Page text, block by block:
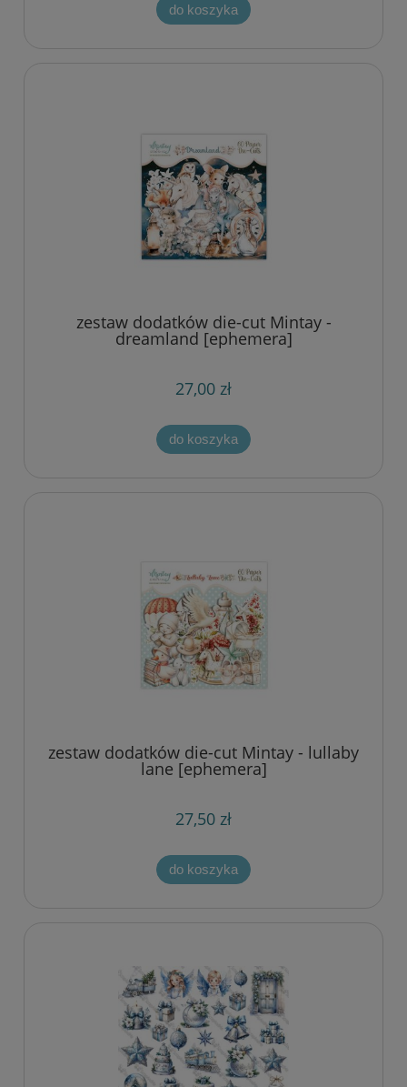
do koszyka
zestaw dodatków die-cut Mintay -
dreamland [ephemera]
27,00 zł
do koszyka
zestaw dodatków die-cut Mintay - lullaby
lane [ephemera]
27,50 zł
do koszyka